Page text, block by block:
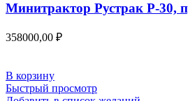
Минитрактор Рустрак Р-30,
358000,00 ₽
В корзину
Быстрый просмотр